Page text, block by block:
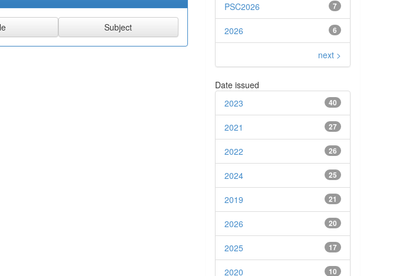
7
PSC2026
6
2026
next >
Date issued
40
2023
27
2021
26
2022
25
2024
21
2019
20
2026
17
2025
10
2020